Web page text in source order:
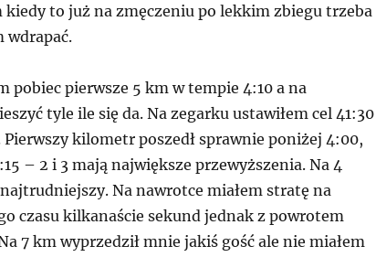
kiedy to już na zmęczeniu po lekkim zbiegu trzeba
wdrapać.
pobiec pierwsze 5 km w tempie 4:10 a na
tyle ile się da. Na zegarku ustawiłem cel 41:30
kilometr poszedł sprawnie poniżej 4:00,
– 2 i 3 mają największe przewyższenia. Na 4
Na nawrotce miałem stratę na
czasu kilkanaście sekund jednak z powrotem
7 km wyprzedził mnie jakiś gość ale nie miałem